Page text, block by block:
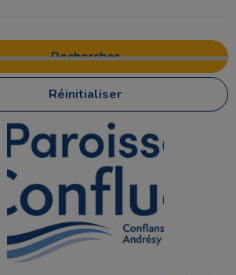
Réinitialiser